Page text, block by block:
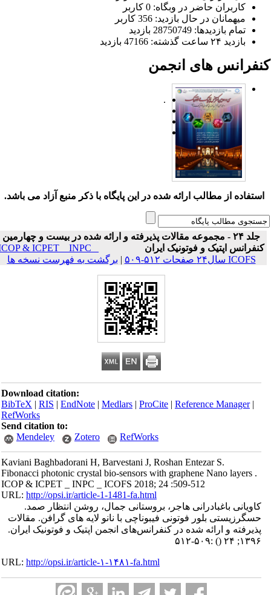
کاربران حاضر در وبگاه: 0 کاربر
میهمانان در حال بازدید: 356 کاربر
تمام بازدید‌ها: 28750749 بازدید
بازدید ۲۴ ساعت گذشته: 47166 بازدید
های انجمن
.
استفاده از مطالب ارائه شده در این پایگاه با ذکر منبع آزاد می باشد.
جلد ۲۴ - مجموعه مقالات پذیرفته و ارائه شده در بیست و چهارمین
کنفرانس اپتیک و فوتونیک ایران
ICOP & ICPET _ INPC _
ICOFS سال۲۴ صفحات ۵۱۲-۵۰۹
|برگشت به فهرست نسخه ها
Download citation:
BibTeX|RIS|EndNote|Medlars|ProCite|Reference Manager
RefWorks
Send citation to:
Mendeley
Zotero RefWorks
Kaviani Baghbadorani H, Barvestani J, Roshan Entezar S.
Fibonacci photonic crystal bio-sensors with graphene Nano layers .
ICOP & ICPET _ INPC _ ICOFS 2018; 24 :509-512
URL:http://opsi.ir/article-1-1481-fa.html
کاویانی باغبادرانی هاجر، بروستانی جمال، روشن انتظار صمد.
حسگرزیستی بلور فوتونی فیبوناچی با نانو لایه های گرافن. مقالات
پذیرفته و ارائه شده در کنفرانس‌های انجمن اپتیک و فوتونیک ایران.
۱۳۹۶; ۲۴
() :۵۰۹-۵۱۲
URL:http://opsi.ir/article-۱-۱۴۸۱-fa.html